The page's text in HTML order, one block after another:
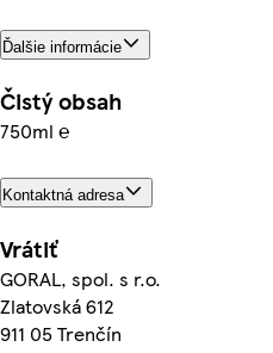
Ďalšie informácie
Čistý obsah
750ml ℮
Kontaktná adresa
Vrátiť
GORAL, spol. s r.o.
Zlatovská 612
911 05 Trenčín